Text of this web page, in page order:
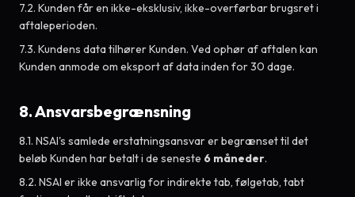
7.2. Kunden får en ikke-eksklusiv, ikke-overførbar brugsret i
aftaleperioden.
7.3. Kundens data tilhører Kunden. Ved ophør af aftalen kan
Kunden anmode om eksport af data inden for 30 dage.
8. Ansvarsbegrænsning
8.1. NSAI's samlede erstatningsansvar er begrænset til det
beløb Kunden har betalt i de seneste 6 måneder.
8.2. NSAI er ikke ansvarlig for indirekte tab, følgetab, tabt